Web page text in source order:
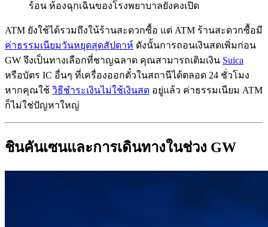
ร้อน ห้องฉุกเฉินของโรงพยาบาลยังคงเปิด
ATM ยังใช้ได้รวมถึงใน้ร้านสะดวกซื้อ แต่ ATM ร้านสะดวกซื้อมี
ค่าธรรมเนียมวันหยุดสุดสัปดาห์ ดังนั้นการถอนเงินสดเพิ่มก่อน
GW จึงเป็นทางเลือกที่ชาญฉลาด คุณสามารถเติมเงิน Suica
หรือบัตร IC อื่นๆ ที่เครื่องออกตั๋วในสถานีได้ตลอด 24 ชั่วโมง
หากคุณใช้ วิธีชำระเงินไม่ใช้เงินสด อยู่แล้ว ค่าธรรมเนียม ATM
ก็ไม่ใช่ปัญหาใหญ่
ชินคันเซนและการเดินทางในช่วง GW